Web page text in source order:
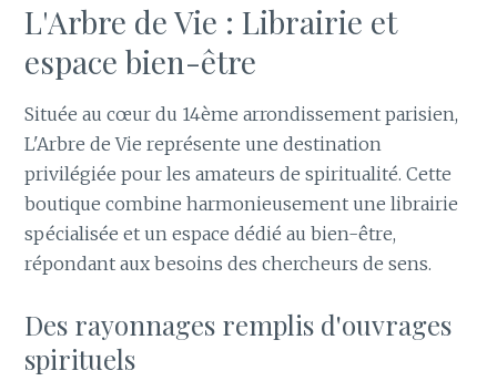
L'Arbre de Vie : Librairie et
espace bien-être
Située au cœur du 14ème arrondissement parisien,
L'Arbre de Vie représente une destination
privilégiée pour les amateurs de spiritualité. Cette
boutique combine harmonieusement une librairie
spécialisée et un espace dédié au bien-être,
répondant aux besoins des chercheurs de sens.
Des rayonnages remplis d'ouvrages
spirituels